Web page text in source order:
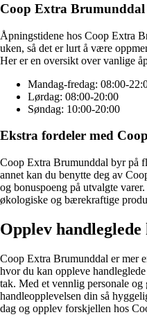
Coop Extra
Åpningstidene hos Coop Extra
uken, så det er lurt å være
Her er en oversikt over vanlige
Mandag-fredag: 08:00-
Lørdag: 08:00-20:00
Søndag: 10:00-20:00
Ekstra fordeler med
Coop Extra Brumunddal byr på
annet kan du benytte deg av
og bonuspoeng på utvalgte
økologiske og bærekraftige
Opplev
Coop Extra Brumunddal er mer
hvor du kan oppleve
tak. Med et vennlig personale
handleopplevelsen din så
dag og opplev forskjellen hos